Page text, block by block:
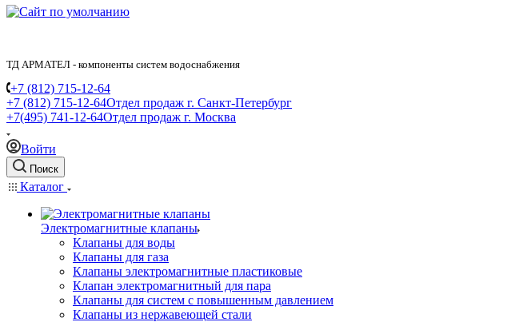
ТД АРМАТЕЛ - компоненты систем водоснабжения
+7 (812) 715-12-64
+7 (812) 715-12-64Отдел продаж г. Санкт-Петербург
+7(495) 741-12-64Отдел продаж г. Москва
Войти
Поиск
Каталог
Электромагнитные клапаны
Клапаны для воды
Клапаны для газа
Клапаны электромагнитные пластиковые
Клапан электромагнитный для пара
Клапаны для систем с повышенным давлением
Клапаны из нержавеющей стали